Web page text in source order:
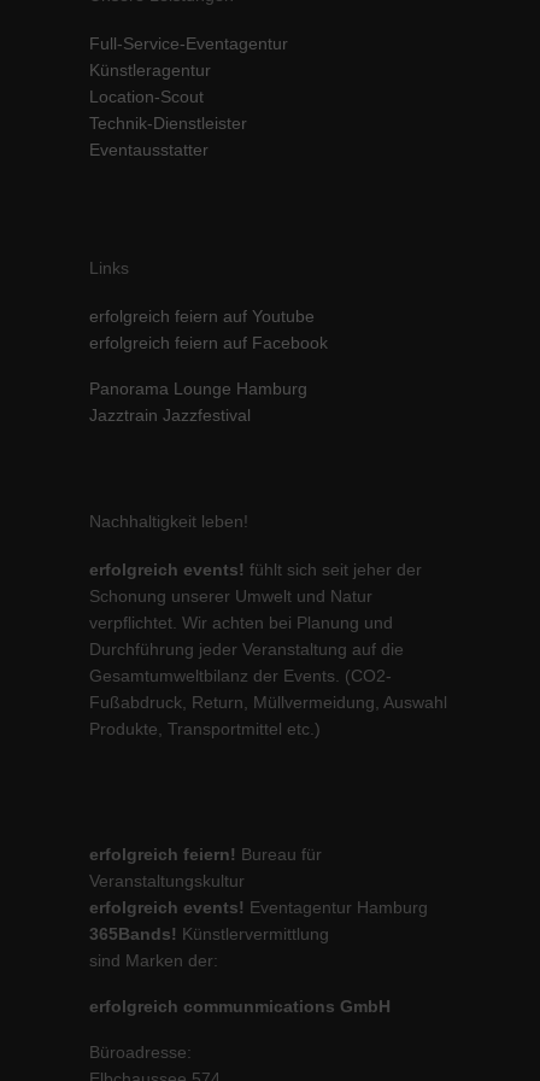
Full-Service-Eventagentur
Künstleragentur
Location-Scout
Technik-Dienstleister
Eventausstatter
Links
erfolgreich feiern auf Youtube
erfolgreich feiern auf Facebook
Panorama Lounge Hamburg
Jazztrain Jazzfestival
Nachhaltigkeit leben!
erfolgreich events! fühlt sich seit jeher der
Schonung unserer Umwelt und Natur
verpflichtet. Wir achten bei Planung und
Durchführung jeder Veranstaltung auf die
Gesamtumweltbilanz der Events. (CO2-
Fußabdruck, Return, Müllvermeidung, Auswahl
Produkte, Transportmittel etc.)
erfolgreich feiern! Bureau für
Veranstaltungskultur
erfolgreich events! Eventagentur Hamburg
365Bands! Künstlervermittlung
sind Marken der:
erfolgreich communmications GmbH
Büroadresse:
standardmäßig blockiert. Wenn Cookies von externen Medien akzeptiert
werden, bedarf der Zugriff auf diese Inhalte keiner manuellen Einwilligung
Cookie-Informationen anzeigen
powered by Borlabs Cookie